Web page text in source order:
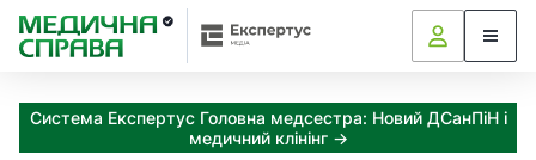
Система Експертус Головна медсестра: Новий ДСанПіН і
медичний клінінг →
З
а
к
з